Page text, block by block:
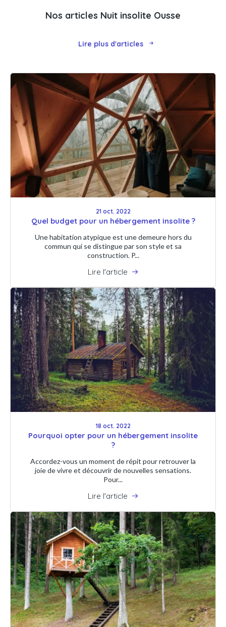
Nos articles Nuit insolite Ousse
Lire plus d'articles
21 oct. 2022
Quel budget pour un hébergement insolite ?
Une habitation atypique est une demeure hors du
commun qui se distingue par son style et sa
construction. P...
Lire l'article
18 oct. 2022
Pourquoi opter pour un hébergement insolite
?
Accordez-vous un moment de répit pour retrouver la
joie de vivre et découvrir de nouvelles sensations.
Pour...
Lire l'article